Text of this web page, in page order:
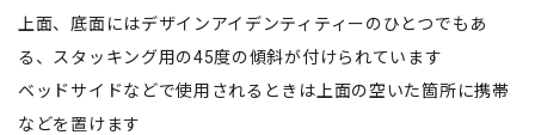
上面、底面にはデザインアイデンティティーのひとつでもあ
る、スタッキング用の45度の傾斜が付けられています
ベッドサイドなどで使用されるときは上面の空いた箇所に携帯
などを置けます